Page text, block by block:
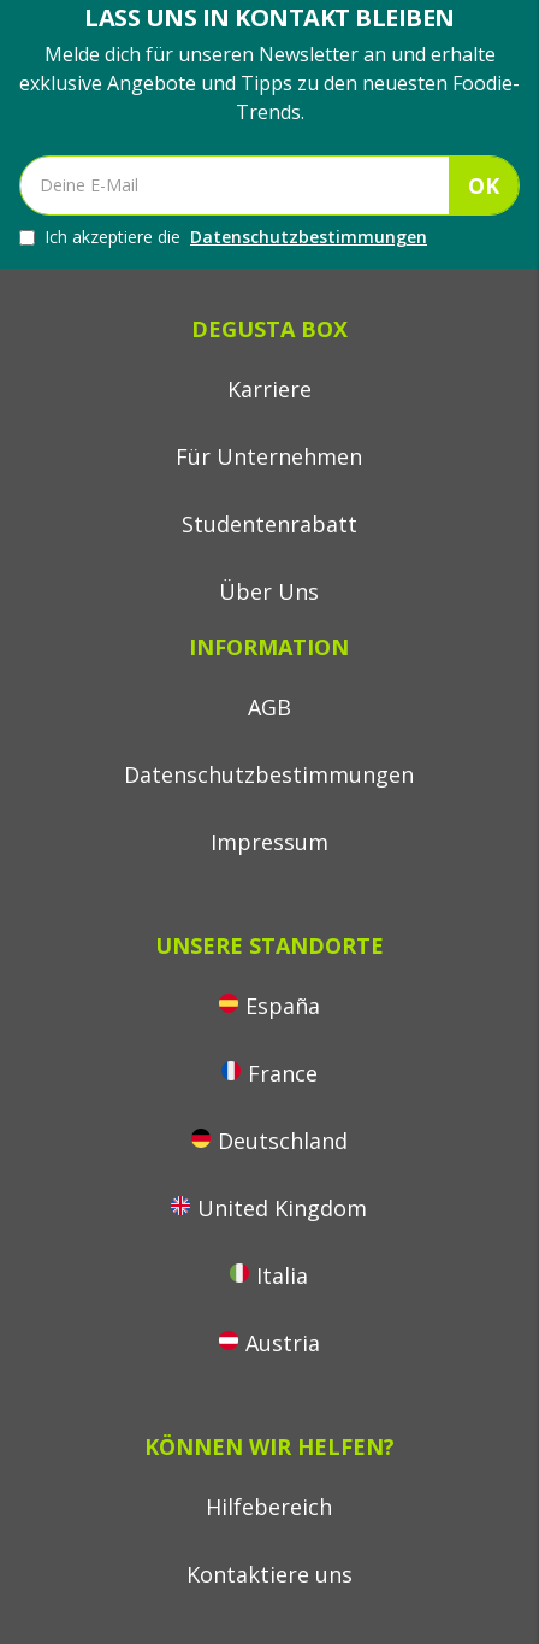
LASS UNS IN KONTAKT BLEIBEN
Melde dich für unseren Newsletter an und erhalte
exklusive Angebote und Tipps zu den neuesten Foodie-
Trends.
OK
Ich akzeptiere die Datenschutzbestimmungen
DEGUSTA BOX
Karriere
Für Unternehmen
Studentenrabatt
Über Uns
INFORMATION
AGB
Datenschutzbestimmungen
Impressum
UNSERE STANDORTE
España
France
Deutschland
United Kingdom
Italia
Austria
KÖNNEN WIR HELFEN?
Hilfebereich
Kontaktiere uns